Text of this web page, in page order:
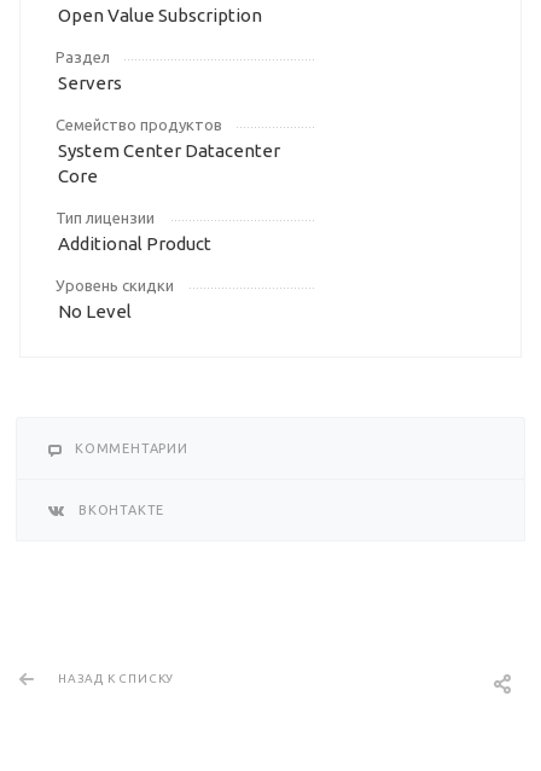
Open Value Subscription
Раздел
Servers
Семейство продуктов
System Center Datacenter
Core
Тип лицензии
Additional Product
Уровень скидки
No Level
КОММЕНТАРИИ
ВКОНТАКТЕ
НАЗАД К СПИСКУ